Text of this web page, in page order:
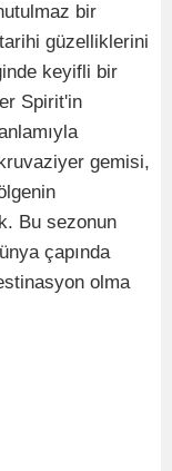
bir
güzelliklerini
keyifli bir
Spirit'in
gemisi,
Bu sezonun
çapında
olma